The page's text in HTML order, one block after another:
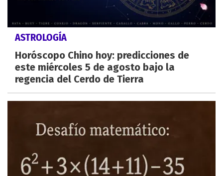
ASTROLOGÍA
Horóscopo Chino hoy: predicciones de
este miércoles 5 de agosto bajo la
regencia del Cerdo de Tierra